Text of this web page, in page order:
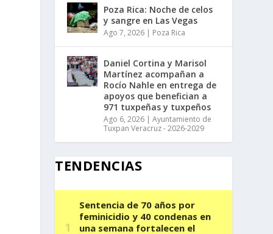
Poza Rica: Noche de celos
y sangre en Las Vegas
Ago 7, 2026 | Poza Rica
Daniel Cortina y Marisol
Martínez acompañan a
Rocío Nahle en entrega de
apoyos que benefician a
971 tuxpeñas y tuxpeños
Ago 6, 2026 |Ayuntamiento de
Tuxpan Veracruz - 2026-2029
TENDENCIAS